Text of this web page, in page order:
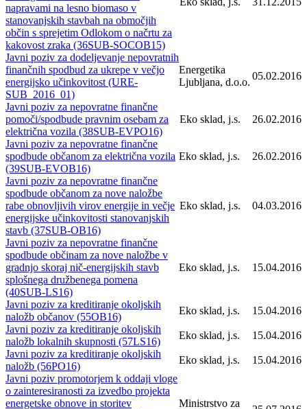
napravami na lesno biomaso v
stanovanjskih stavbah na območjih
občin s sprejetim Odlokom o načrtu za
kakovost zraka (36SUB-SOCOB15)
Javni poziv za dodeljevanje nepovratnih
finančnih spodbud za ukrepe v večjo
energijsko učinkovitost (URE-
SUB_2016_01)
Energetika
Ljubljana, d.o.o.
05.02.2016
Javni poziv za nepovratne finančne
pomoči/spodbude pravnim osebam za
električna vozila (38SUB-EVPO16)
Eko sklad, j.s. 26.02.2016
Javni poziv za nepovratne finančne
spodbude občanom za električna vozila
(39SUB-EVOB16)
Eko sklad, j.s. 26.02.2016
Javni poziv za nepovratne finančne
spodbude občanom za nove naložbe
rabe obnovljivih virov energije in večje
energijske učinkovitosti stanovanjskih
stavb (37SUB-OB16)
Eko sklad, j.s. 04.03.2016
Javni poziv za nepovratne finančne
spodbude občinam za nove naložbe v
gradnjo skoraj nič-energijskih stavb
splošnega družbenega pomena
(40SUB-LS16)
Eko sklad, j.s. 15.04.2016
Javni poziv za kreditiranje okoljskih
naložb občanov (55OB16)
Eko sklad, j.s.
15.04.2016
Javni poziv za kreditiranje okoljskih
naložb lokalnih skupnosti (57LS16)
Eko sklad, j.s.
15.04.2016
Javni poziv za kreditiranje okoljskih
naložb (56PO16)
Eko sklad, j.s.
15.04.2016
Javni poziv promotorjem k oddaji vloge
o zainteresiranosti za izvedbo projekta
energetske obnove in storitev
Ministrstvo za